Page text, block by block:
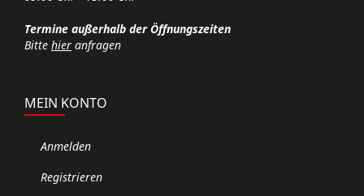
Termine außerhalb der Öffnungszeiten
Bitte hier anfragen
MEIN KONTO
Anmelden
Registrieren